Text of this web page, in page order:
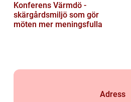
Konferens Värmdö -
skärgårdsmiljö som gör
möten mer meningsfulla
Adress